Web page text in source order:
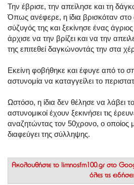
Την έβρισε, την απείλησε και τη
Όπως ανέφερε, η ίδια βρισκόταν στο
σύζυγός της και ξεκίνησε ένας
άρχισε να την βρίζει και να την
της επιτεθεί δαγκώνοντάς την στα
Εκείνη φοβήθηκε και έφυγε από το
αστυνομία να καταγγείλει το
Ωστόσο, η ίδια δεν θέλησε να λάβει
αστυνομικοί έχουν ξεκινήσει τις
αναζητώντας τον 50χρονο, ο οποίος
διαφεύγει της σύλληψης.
Ακολουθήστε το limnosfm100.gr στο
όλες τις